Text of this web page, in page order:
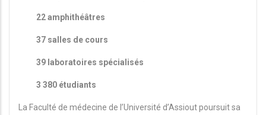
22 amphithéâtres
37 salles de cours
39 laboratoires spécialisés
3 380 étudiants
La Faculté de médecine de l’Université d’Assiout poursuit sa